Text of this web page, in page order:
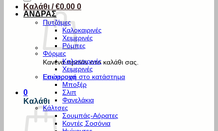
Καλάθι /€0.00 0
Κανένα προϊόν στο καλάθι σας.
Επιστροφή στο κατάστημα
0
Καλάθι
ΑΝΔΡΑΣ
Πυτζάμες
Καλοκαιρινές
Χειμερινές
Ρόμπες
Φόρμες
Καλοκαιρινές
Χειμερινές
Εσώρουχα
Μποξέρ
Σλιπ
Φανελάκια
Κάλτσες
Σουμπάς-Αόρατες
Κοντές Σοσόνια